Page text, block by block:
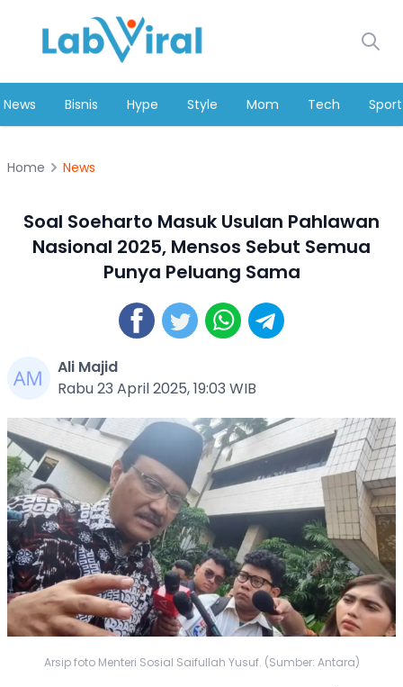
News Bisnis Hype Style Mom Tech Sport
Home News
Soal Soeharto Masuk Usulan Pahlawan
Nasional 2025, Mensos Sebut Semua
Punya Peluang Sama
Ali Majid
Rabu 23 April 2025, 19:03 WIB
Arsip foto Menteri Sosial Saifullah Yusuf. (Sumber: Antara)